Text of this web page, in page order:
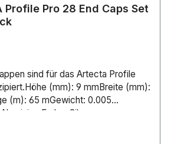
Profile Pro 28 End Caps Set
sind für das Artecta Profile
(mm): 9 mmBreite (mm):
(m): 65 mGewicht: 0.005
Silver